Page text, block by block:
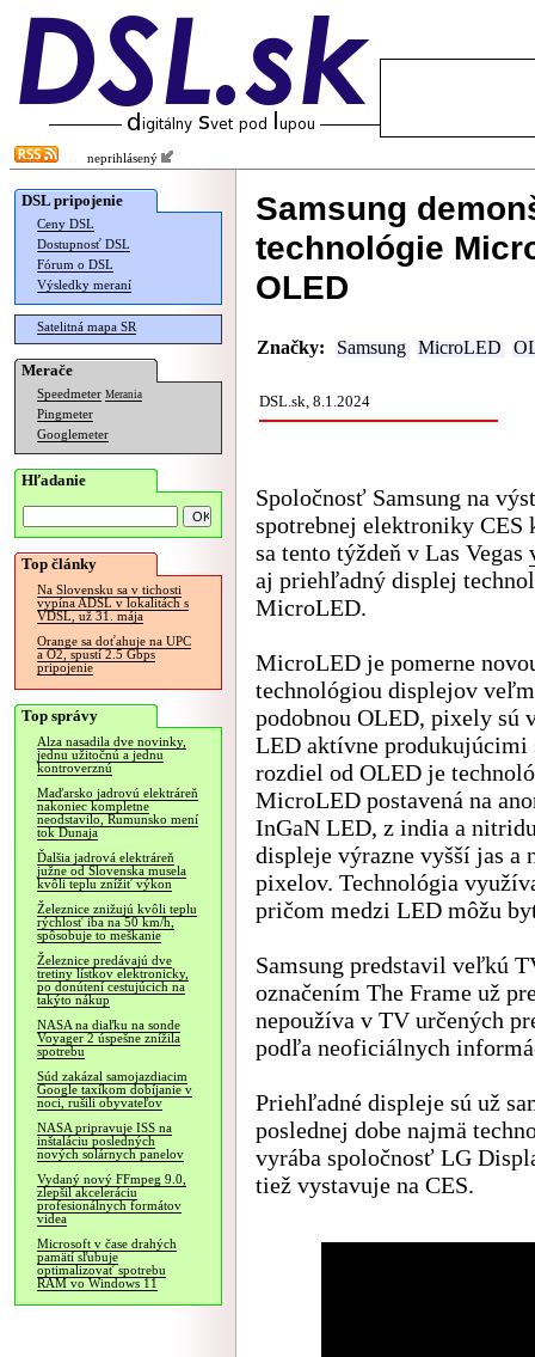
neprihlásený
DSL pripojenie
Ceny DSL
Dostupnosť DSL
Fórum o DSL
Výsledky meraní
Satelitná mapa SR
Merače
Speedmeter Merania
Pingmeter
Googlemeter
Hľadanie
Top články
Na Slovensku sa v tichosti
vypína ADSL v lokalitách s
VDSL, už 31. mája
Orange sa doťahuje na UPC
a O2, spustí 2.5 Gbps
pripojenie
Top správy
Alza nasadila dve novinky,
jednu užitočnú a jednu
kontroverznú
Maďarsko jadrovú elektráreň
nakoniec kompletne
neodstavilo, Rumunsko mení
tok Dunaja
Ďalšia jadrová elektráreň
južne od Slovenska musela
kvôli teplu znížiť výkon
Železnice znižujú kvôli teplu
rýchlosť iba na 50 km/h,
spôsobuje to meškanie
Železnice predávajú dve
tretiny lístkov elektronicky,
po donútení cestujúcich na
takýto nákup
NASA na diaľku na sonde
Voyager 2 úspešne znížila
spotrebu
Súd zakázal samojazdiacim
Google taxíkom dobíjanie v
noci, rušili obyvateľov
NASA pripravuje ISS na
inštaláciu posledných
nových solárnych panelov
Vydaný nový FFmpeg 9.0,
zlepšil akceleráciu
profesionálnych formátov
videa
Microsoft v čase drahých
pamätí sľubuje
optimalizovať spotrebu
RAM vo Windows 11
Samsung
technológie
OLED
Značky: Samsung MicroLED
DSL.sk, 8.1.2024
Spoločnosť Samsung na
spotrebnej elektroniky CES
sa tento týždeň v Las Vegas
aj priehľadný displej
MicroLED.
MicroLED je pomerne
technológiou displejov
podobnou OLED, pixely sú
LED aktívne produkujúcimi
rozdiel od OLED je
MicroLED postavená na
InGaN LED, z india a
displeje výrazne vyšší jas
pixelov. Technológia
pričom medzi LED môžu
Samsung predstavil veľkú
označením The Frame už
nepoužíva v TV určených
podľa neoficiálnych
Priehľadné displeje sú už
poslednej dobe najmä
vyrába spoločnosť LG
tiež vystavuje na CES.